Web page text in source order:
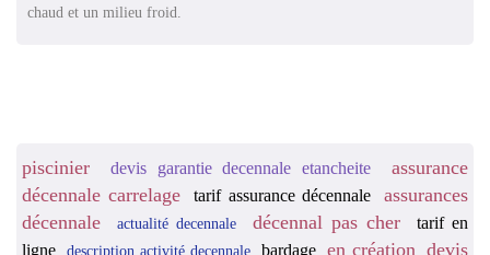
chaud et un milieu froid.
piscinier devis garantie decennale etancheite
assurance
décennale carrelage
tarif assurance décennale
assurances
décennale
actualité decennale décennal pas cher
tarif en
ligne
description activité decennale bardage en création devis